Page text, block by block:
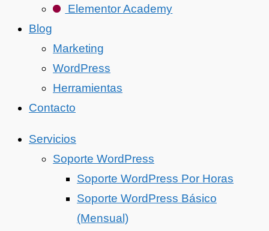
Elementor Academy
Blog
Marketing
WordPress
Herramientas
Contacto
Servicios
Soporte WordPress
Soporte WordPress Por Horas
Soporte WordPress Básico
(Mensual)